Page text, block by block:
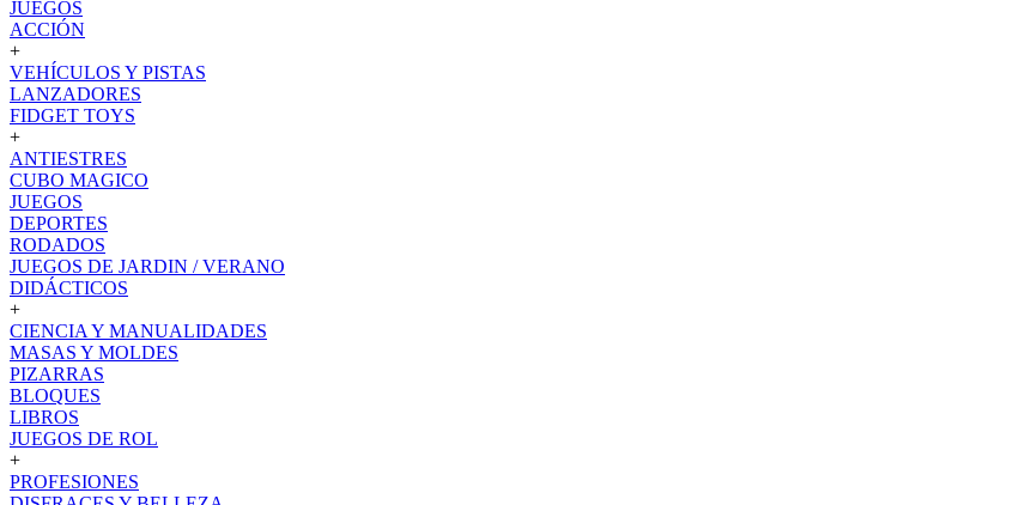
JUEGOS
ACCIÓN
+
VEHÍCULOS Y PISTAS
LANZADORES
FIDGET TOYS
+
ANTIESTRES
CUBO MAGICO
JUEGOS
DEPORTES
RODADOS
JUEGOS DE JARDIN / VERANO
DIDÁCTICOS
+
CIENCIA Y MANUALIDADES
MASAS Y MOLDES
PIZARRAS
BLOQUES
LIBROS
JUEGOS DE ROL
+
PROFESIONES